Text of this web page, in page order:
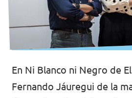
En Ni Blanco ni Negro de
Fernando Jáuregui de la